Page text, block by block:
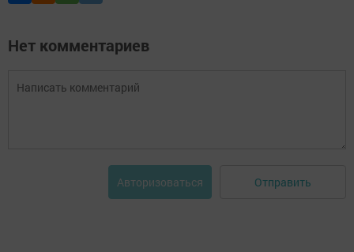
Нет комментариев
Авторизоваться Отправить